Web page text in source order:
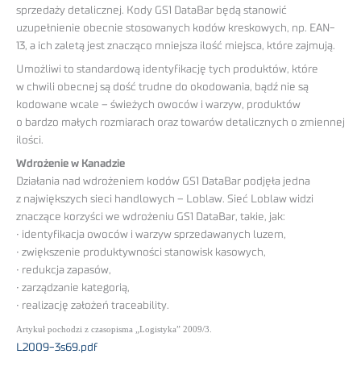
sprzedaży detalicznej. Kody GS1 DataBar będą stanowić
uzupełnienie obecnie stosowanych kodów kreskowych, np. EAN-
13, a ich zaletą jest znacząco mniejsza ilość miejsca, które zajmują.
Umożliwi to standardową identyfikację tych produktów, które
w chwili obecnej są dość trudne do okodowania, bądź nie są
kodowane wcale – świeżych owoców i warzyw, produktów
o bardzo małych rozmiarach oraz towarów detalicznych o zmiennej
ilości.
Wdrożenie w Kanadzie
Działania nad wdrożeniem kodów GS1 DataBar podjęła jedna
z największych sieci handlowych – Loblaw. Sieć Loblaw widzi
znaczące korzyści we wdrożeniu GS1 DataBar, takie, jak:
• identyfikacja owoców i warzyw sprzedawanych luzem,
• zwiększenie produktywności stanowisk kasowych,
• redukcja zapasów,
• zarządzanie kategorią,
• realizację założeń traceability.
Artykuł pochodzi z czasopisma „Logistyka” 2009/3.
L2009-3s69.pdf